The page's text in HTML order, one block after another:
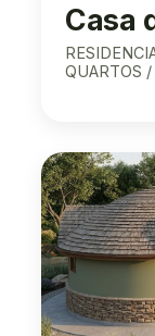
Casa
QUARTOS /